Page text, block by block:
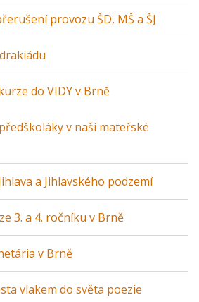
provozu ŠD, MŠ a ŠJ
do VIDY v Brně
v naší mateřské
a Jihlavského podzemí
3. a 4. ročníku v Brně
v Brně
vlakem do světa poezie